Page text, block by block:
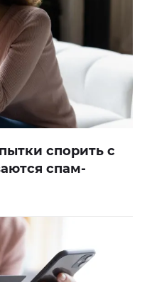
спорить с
спам-